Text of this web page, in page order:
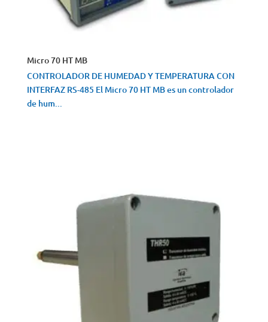
Micro 70 HT MB
CONTROLADOR DE HUMEDAD Y TEMPERATURA CON
INTERFAZ RS-485 El Micro 70 HT MB es un controlador
de hum...